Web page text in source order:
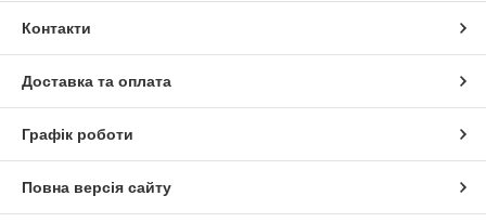
Контакти
Доставка та оплата
Графік роботи
Повна версія сайту